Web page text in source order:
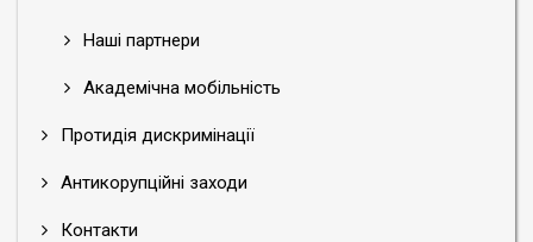
Наші партнери
Академічна мобільність
Протидія дискримінації
Антикорупційні заходи
Контакти